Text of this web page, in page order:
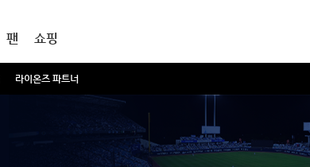
라이온즈 파트너
팬 쇼핑